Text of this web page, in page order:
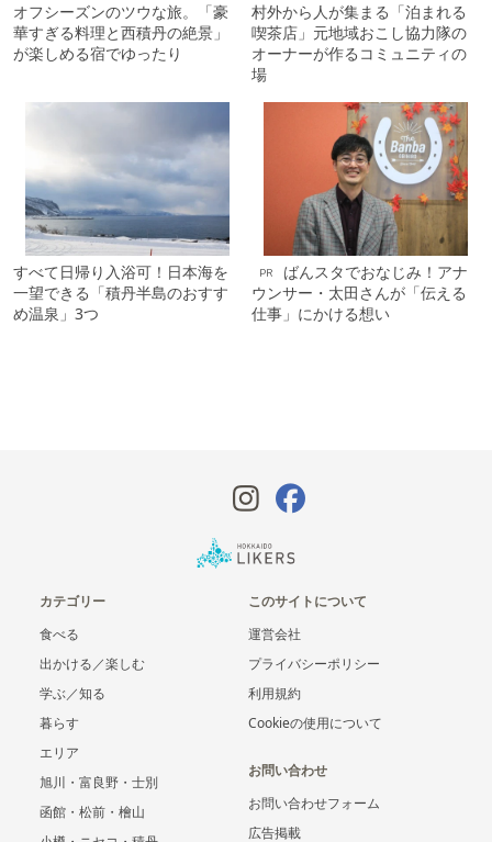
オフシーズンのツウな旅。「豪
華すぎる料理と西積丹の絶景」
が楽しめる宿でゆったり
村外から人が集まる「泊まれる
喫茶店」元地域おこし協力隊の
オーナーが作るコミュニティの
場
すべて日帰り入浴可！日本海を
一望できる「積丹半島のおすす
め温泉」3つ
PR
ばんスタでおなじみ！アナ
ウンサー・太田さんが「伝える
仕事」にかける想い
カテゴリー
食べる
出かける／楽しむ
学ぶ／知る
暮らす
エリア
旭川・富良野・士別
函館・松前・檜山
このサイトについて
運営会社
プライバシーポリシー
利用規約
Cookieの使用について
お問い合わせ
お問い合わせフォーム
広告掲載